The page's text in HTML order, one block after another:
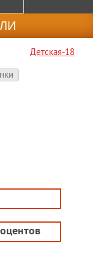
Детская-18